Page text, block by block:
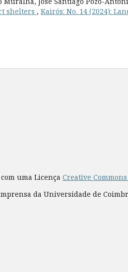
shelters , Kairós: No. 14 (2024):
uma Licença Creative
da Universidade de